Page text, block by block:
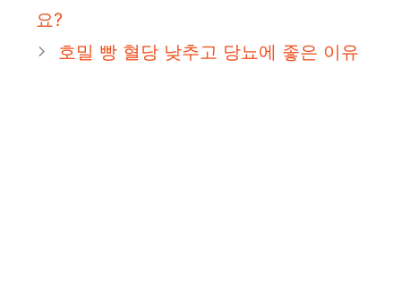
리
요?
호밀 빵 혈당 낮추고 당뇨에 좋은 이유